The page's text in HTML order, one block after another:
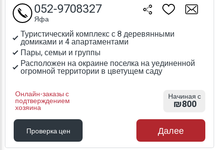
Туристический комплекс с 8 деревянными
домиками и 4 апартаментами
Пары, семьи и группы
Расположен на окраине поселка на уединенной
огромной территории в цветущем саду
Онлайн-заказы с
подтверждением
хозяина
052-9708327
Яфа
Начиная с
₪800
Проверка цен Далее